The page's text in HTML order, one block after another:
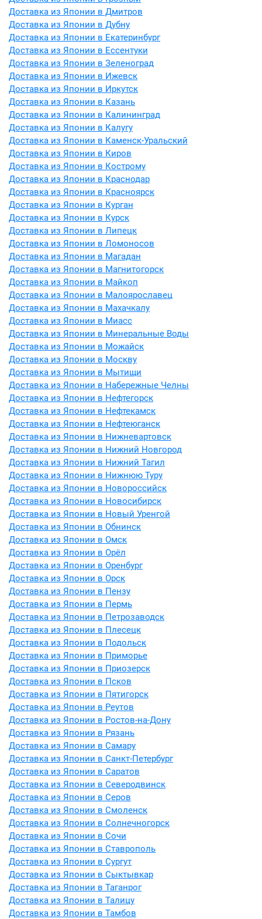
Доставка из Японии в Дмитров
Доставка из Японии в Дубну
Доставка из Японии в Екатеринбург
Доставка из Японии в Ессентуки
Доставка из Японии в Зеленоград
Доставка из Японии в Ижевск
Доставка из Японии в Иркутск
Доставка из Японии в Казань
Доставка из Японии в Калининград
Доставка из Японии в Калугу
Доставка из Японии в Каменск-Уральский
Доставка из Японии в Киров
Доставка из Японии в Кострому
Доставка из Японии в Краснодар
Доставка из Японии в Красноярск
Доставка из Японии в Курган
Доставка из Японии в Курск
Доставка из Японии в Липецк
Доставка из Японии в Ломоносов
Доставка из Японии в Магадан
Доставка из Японии в Магнитогорск
Доставка из Японии в Майкоп
Доставка из Японии в Малоярославец
Доставка из Японии в Махачкалу
Доставка из Японии в Миасс
Доставка из Японии в Минеральные Воды
Доставка из Японии в Можайск
Доставка из Японии в Москву
Доставка из Японии в Мытищи
Доставка из Японии в Набережные Челны
Доставка из Японии в Нефтегорск
Доставка из Японии в Нефтекамск
Доставка из Японии в Нефтеюганск
Доставка из Японии в Нижневартовск
Доставка из Японии в Нижний Новгород
Доставка из Японии в Нижний Тагил
Доставка из Японии в Нижнюю Туру
Доставка из Японии в Новороссийск
Доставка из Японии в Новосибирск
Доставка из Японии в Новый Уренгой
Доставка из Японии в Обнинск
Доставка из Японии в Омск
Доставка из Японии в Орёл
Доставка из Японии в Оренбург
Доставка из Японии в Орск
Доставка из Японии в Пензу
Доставка из Японии в Пермь
Доставка из Японии в Петрозаводск
Доставка из Японии в Плесецк
Доставка из Японии в Подольск
Доставка из Японии в Приморье
Доставка из Японии в Приозерск
Доставка из Японии в Псков
Доставка из Японии в Пятигорск
Доставка из Японии в Реутов
Доставка из Японии в Ростов-на-Дону
Доставка из Японии в Рязань
Доставка из Японии в Самару
Доставка из Японии в Санкт-Петербург
Доставка из Японии в Саратов
Доставка из Японии в Северодвинск
Доставка из Японии в Серов
Доставка из Японии в Смоленск
Доставка из Японии в Солнечногорск
Доставка из Японии в Сочи
Доставка из Японии в Ставрополь
Доставка из Японии в Сургут
Доставка из Японии в Сыктывкар
Доставка из Японии в Таганрог
Доставка из Японии в Талицу
Доставка из Японии в Тамбов